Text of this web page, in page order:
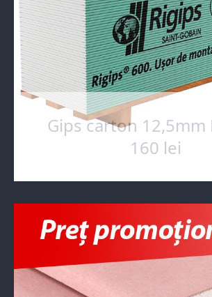
Gips carton 12,5mm
160 lei